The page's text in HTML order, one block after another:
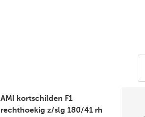
AMI kortschilden F1
rechthoekig z/slg 180/41 rh